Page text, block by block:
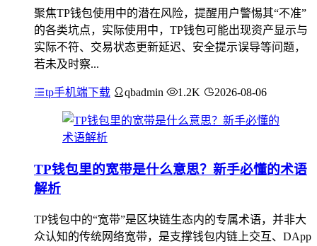
聚焦TP钱包使用中的潜在风险，提醒用户警惕其“不准”
的各类坑点，实际使用中，TP钱包可能出现资产显示与
实际不符、交易状态更新延迟、安全提示误导等问题，
若未及时察...
tp手机端下载 qbadmin 1.2K 2026-08-06
TP钱包里的宽带是什么意思？新手必懂的术语
解析
TP钱包中的“宽带”是区块链生态内的专属术语，并非大
众认知的传统网络宽带，是支撑钱包内链上交互、DApp